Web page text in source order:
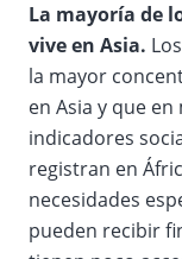
La mayoría de
vive en Asia.
la mayor
en Asia y que
indicadores
registran en
necesidades
pueden recibir